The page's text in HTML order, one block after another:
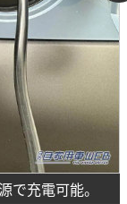
で充電可能。